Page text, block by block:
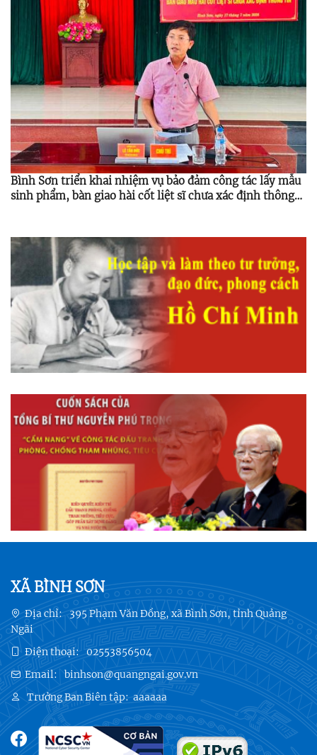
Bình Sơn triển khai nhiệm vụ bảo đảm công tác lấy mẫu
sinh phẩm, bàn giao hài cốt liệt sĩ chưa xác định thông
XÃ BÌNH SƠN
Địa chỉ: 395 Phạm Văn Đồng, xã Bình Sơn, tỉnh Quảng
Ngãi
Điện thoại: 02553856504
Email:
binhson@quangngai.gov.vn
Trưởng Ban Biên tập:aaaaaa